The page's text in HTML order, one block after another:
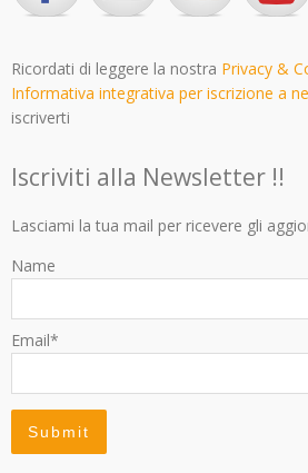
Ricordati di leggere la nostra Privacy &
Informativa integrativa per iscrizione a
iscriverti
Iscriviti alla Newsletter !!
Lasciami la tua mail per ricevere gli
Name
Email*